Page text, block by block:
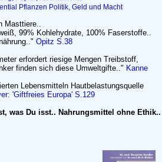
Pflanzen Politik, Geld und Macht
Masttiere..
99% Kohlehydrate, 100% Faserstoffe..
Opitz S.38
erfordert riesige Mengen Treibstoff,
finden sich diese Umweltgifte.." Kanne
Lebensmitteln Hautbelastungsquelle
'Giftfreies Europa' S.129
was Du isst.. Nahrungsmittel ohne Ethik..